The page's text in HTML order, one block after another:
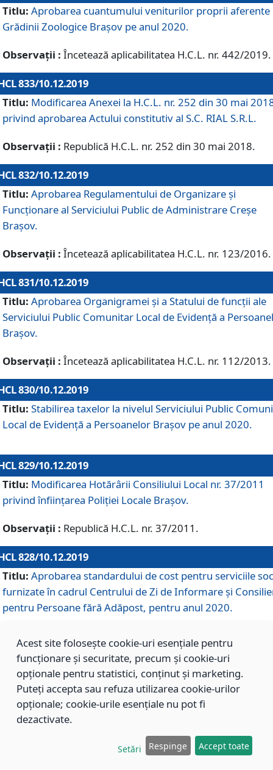
Titlu: Aprobarea cuantumului veniturilor proprii aferente
Grădinii Zoologice Braşov pe anul 2020.
Observații : Încetează aplicabilitatea H.C.L. nr. 442/2019.
833/10.12.2019
Titlu: Modificarea Anexei la H.C.L. nr. 252 din 30 mai
privind aprobarea Actului constitutiv al S.C. RIAL S.R.L.
Observații : Republică H.C.L. nr. 252 din 30 mai 2018.
832/10.12.2019
Titlu: Aprobarea Regulamentului de Organizare și
Funcționare al Serviciului Public de Administrare Creșe
Brașov.
Observații : Încetează aplicabilitatea H.C.L. nr. 123/2016.
831/10.12.2019
Titlu: Aprobarea Organigramei și a Statului de funcții ale
Serviciului Public Comunitar Local de Evidență a
Brașov.
Observații : Încetează aplicabilitatea H.C.L. nr. 112/2013.
830/10.12.2019
Titlu: Stabilirea taxelor la nivelul Serviciului Public
Local de Evidenţă a Persoanelor Braşov pe anul 2020.
829/10.12.2019
Titlu: Modificarea Hotărârii Consiliului Local nr. 37/2011
privind înființarea Poliției Locale Brașov.
Observații : Republică H.C.L. nr. 37/2011.
828/10.12.2019
Titlu: Aprobarea standardului de cost pentru serviciile
furnizate în cadrul Centrului de Zi de Informare și
pentru Persoane fără Adăpost, pentru anul 2020.
827/10.12.2019
Aprobarea standardului de cost pentru serviciile
furnizate în cadrul Centrului Rezidențial pentru Persoane
Adăpost, pentru anul 2020.
Aprobarea standardului de cost pentru serviciile
Acest site folosește cookie-uri esențiale pentru
funcționare și securitate, precum și cookie-uri
opționale pentru statistici, conținut și marketing.
Puteți accepta sau refuza utilizarea cookie-urilor
opționale; cookie-urile esențiale nu pot fi
dezactivate.
Setări Respinge Accept toate